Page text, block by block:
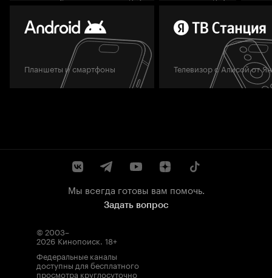
Планшеты и смартфоны Телевизор с Алисой от
Мы всегда готовы вам помочь.
Задать вопрос
© 2003–
2026 Кинопоиск. 18+
Федеральные каналы
доступны для бесплатного
просмотра круглосуточно